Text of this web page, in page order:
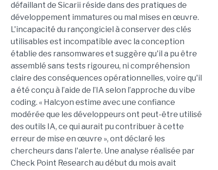
défaillant de Sicarii réside dans des pratiques de
développement immatures ou mal mises en œuvre.
L'incapacité du rançongiciel à conserver des clés
utilisables est incompatible avec la conception
établie des ransomwares et suggère qu'il a pu être
assemblé sans tests rigoureu, ni compréhension
claire des conséquences opérationnelles, voire qu'il
a été conçu à l’aide de l’IA selon l’approche du vibe
coding. « Halcyon estime avec une confiance
modérée que les développeurs ont peut-être utilisé
des outils IA, ce qui aurait pu contribuer à cette
erreur de mise en œuvre », ont déclaré les
chercheurs dans l'alerte. Une analyse réalisée par
Check Point Research au début du mois avait